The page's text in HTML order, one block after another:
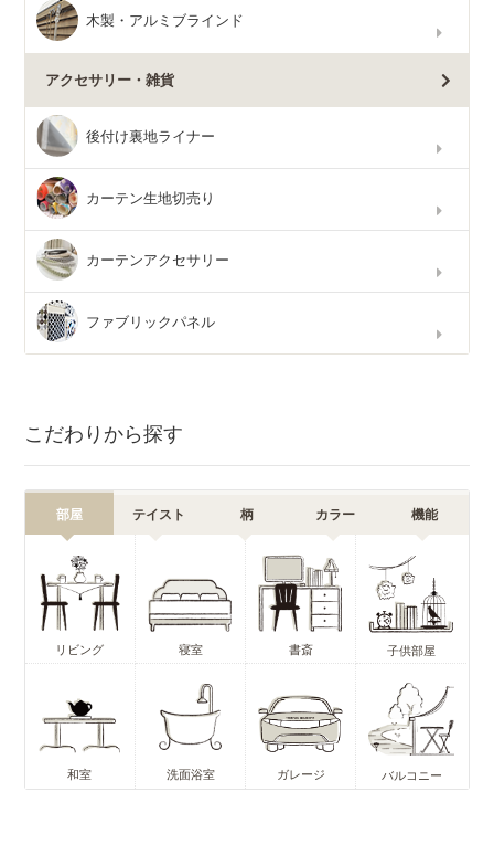
木製・アルミブラインド
アクセサリー・雑貨
後付け裏地ライナー
カーテン生地切売り
カーテンアクセサリー
ファブリックパネル
こだわりから探す
部屋 テイスト 柄 カラー 機能
リビング 寝室 書斎 子供部屋
和室 洗面浴室 ガレージ バルコニー